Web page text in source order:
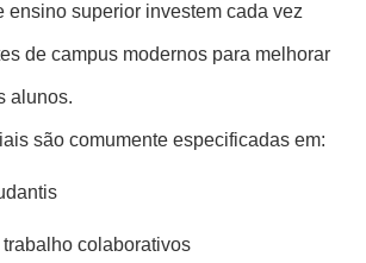
ensino superior investem cada vez
de campus modernos para melhorar
alunos.
são comumente especificadas em:
colaborativos